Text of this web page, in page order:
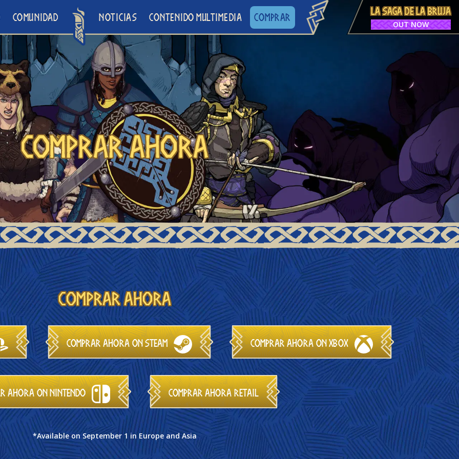
COMUNIDAD NOTICIAS CONTENIDO MULTIMEDIA COMPRAR
LA SAGA DE LA BRUJA
OUT NOW
Comprar ahora
Comprar ahora
Comprar ahora on Steam Comprar ahora on Xbox
ahora on Nintendo Comprar ahora Retail
*Available on September 1 in Europe and Asia